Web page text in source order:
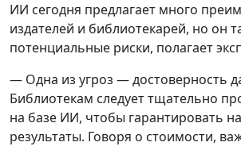
ИИ сегодня предлагает много
издателей и библиотекарей, но он
потенциальные риски, полагает
— Одна из угроз — достоверность
Библиотекам следует тщательно
на базе ИИ, чтобы гарантировать
результаты. Говоря о стоимости,